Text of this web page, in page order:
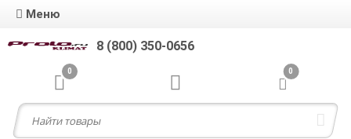
Меню
8 (800) 350-0656
0 0